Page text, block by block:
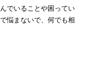
でいることや困ってい
悩まないで、何でも相